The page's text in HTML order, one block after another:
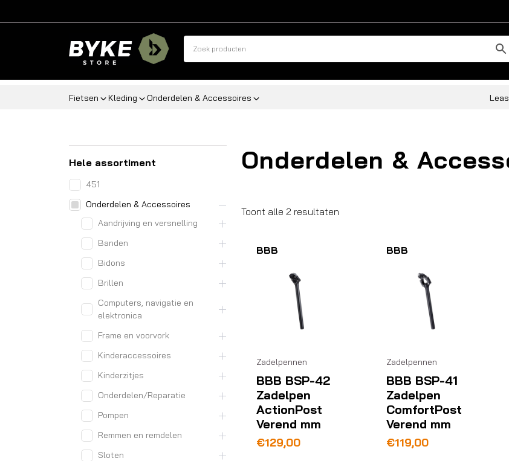
Fietsen Kleding Onderdelen & Accessoires
Hele assortiment
451
Onderdelen & Accessoires
Aandrijving en versnelling
Banden
Bidons
Brillen
Computers, navigatie en
elektronica
Frame en voorvork
Kinderaccessoires
Kinderzitjes
Onderdelen/Reparatie
Pompen
Remmen en remdelen
Sloten
Onderdelen &
Toont alle 2 resultaten
populariteit
BBB
Zadelpennen
BBB BSP-42
Zadelpen
ActionPost
Verend mm
€129,00
BBB
Zadelpennen
BBB BSP-41
Zadelpen
ComfortPost
Verend mm
€119,00